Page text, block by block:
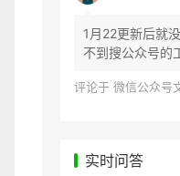
1月22更新后就
不到搜公众号的
评论于 微信公众号文章怎
实时问答